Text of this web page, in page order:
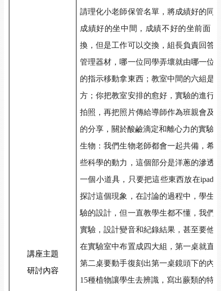
講座主題
研討內容
請理化小老師保管名單，將成績好的同
成績好的坐中間，成績不好的坐前面
換，但是工作可以交換，組長負責回答
管理器材，哪一位同學弄壞就由哪一位
的指示移動拿東西；教室中間的六組是
方；你把教室安排的愈好，實驗的進行
拍照，再把照片傳給導師作為班親會及
的分享，關於酸鹼滴定和離心力的實驗
生物：我們生物老師都會一起共備，希
些科學的動力，這個部分是洋蔥的滲透
一個小道具，只要把這些東西放在ipad
探討這個現象，在討論的過程中，學生
驗的設計，但一直教學生都不懂，我們
實驗，設計變音和紀錄結果，甚至要他
在實驗室中布置成四大組，第一桌就直
第二桌要動手復刻出第一桌鏡頭下的內
15種植物讓學生去辨識，寫出蕨類的特